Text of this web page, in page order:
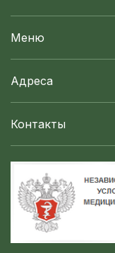
Меню
Адреса
Контакты